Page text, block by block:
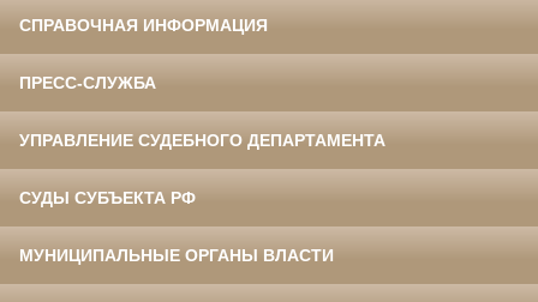
СПРАВОЧНАЯ ИНФОРМАЦИЯ
ПРЕСС-СЛУЖБА
УПРАВЛЕНИЕ СУДЕБНОГО ДЕПАРТАМЕНТА
СУДЫ СУБЪЕКТА РФ
МУНИЦИПАЛЬНЫЕ ОРГАНЫ ВЛАСТИ